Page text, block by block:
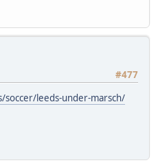
#477
leeds-under-marsch/